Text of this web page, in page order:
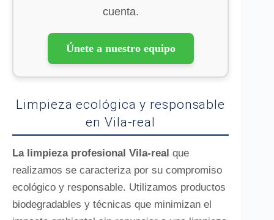
cuenta.
Únete a nuestro equipo
Limpieza ecológica y responsable
en Vila-real
La limpieza profesional Vila-real que
realizamos se caracteriza por su compromiso
ecológico y responsable. Utilizamos productos
biodegradables y técnicas que minimizan el